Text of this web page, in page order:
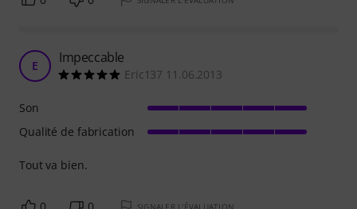
E Impeccable
Eric137 11.06.2013
Tout va bien.
Son
Qualité de fabrication
SIGNALER L'ÉVALUATION